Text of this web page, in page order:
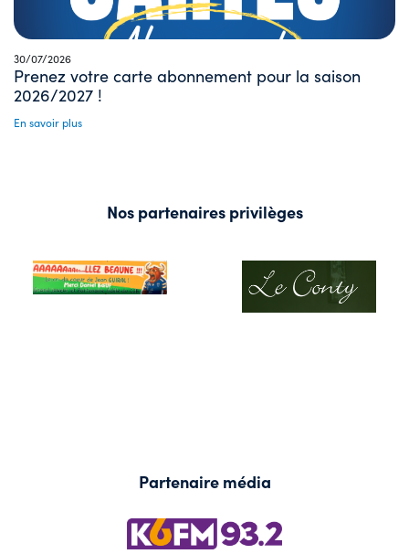
30/07/2026
Prenez votre carte abonnement pour la saison
2026/2027 !
En savoir plus
Nos partenaires privilèges
Partenaire média